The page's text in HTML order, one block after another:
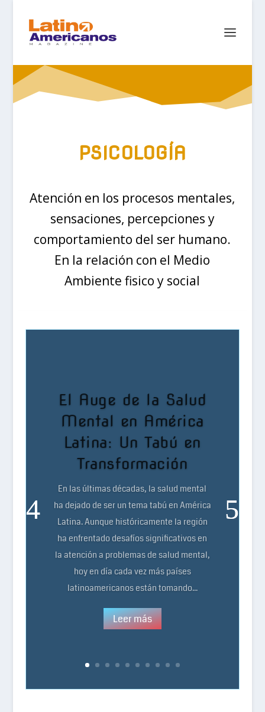
PSICOLOGÍA
Atención en los procesos mentales,
sensaciones, percepciones y
comportamiento del ser humano.
En la relación con el Medio
Ambiente fisico y social
El Auge de la Salud
Mental en América
Latina: Un Tabú en
Transformación
En las últimas décadas, la salud mental
ha dejado de ser un tema tabú en América
Latina. Aunque históricamente la región
ha enfrentado desafíos significativos en
la atención a problemas de salud mental,
hoy en día cada vez más países
latinoamericanos están tomando...
Leer más